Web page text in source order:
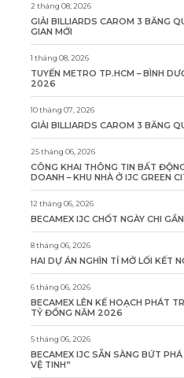
2 tháng 08, 2026
GIẢI BILLIARDS CAROM 3 BĂNG
GIAN MỚI
1 tháng 08, 2026
TUYẾN METRO TP.HCM – BÌNH
2026
10 tháng 07, 2026
GIẢI BILLIARDS CAROM 3 BĂNG
25 tháng 06, 2026
CÔNG KHAI THÔNG TIN BẤT
DOANH – KHU NHÀ Ở IJC GREEN
12 tháng 06, 2026
BECAMEX IJC CHỐT NGÀY CHI
8 tháng 06, 2026
HAI DỰ ÁN NGHÌN TỈ MỞ LỐI KẾT
6 tháng 06, 2026
BECAMEX LÊN KẾ HOẠCH PHÁT
TỶ ĐỒNG NĂM 2026
5 tháng 06, 2026
BECAMEX IJC SẴN SÀNG BỨT
VỆ TINH”